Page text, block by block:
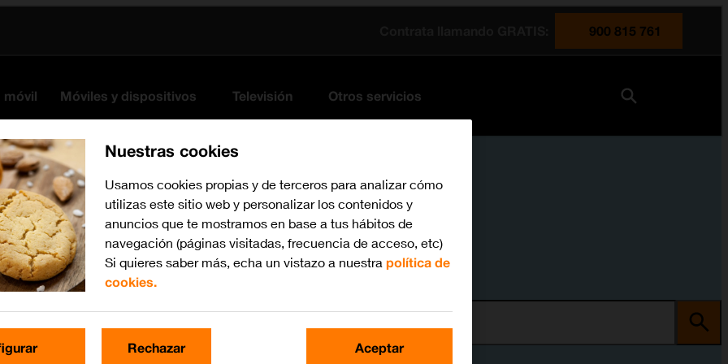
900 815 761
móvil Móviles y dispositivos Televisión Otros servicios
Nuestras cookies
Usamos cookies propias y de terceros para analizar cómo
utilizas este sitio web y personalizar los contenidos y
anuncios que te mostramos en base a tus hábitos de
navegación (páginas visitadas, frecuencia de acceso, etc)
Si quieres saber más, echa un vistazo a nuestra política de
cookies.
Rechazar Aceptar